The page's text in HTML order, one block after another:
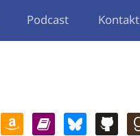
Podcast Kontakt